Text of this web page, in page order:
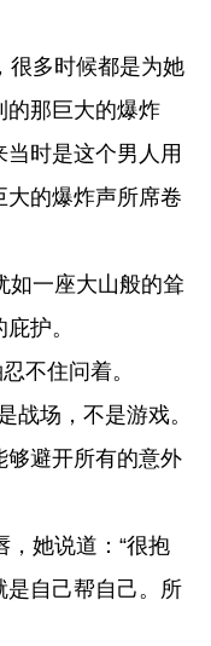
多时候都是为她
的那巨大的爆炸
时是这个男人用
的爆炸声所席卷
一座大山般的耸
护。
不住问着。
场，不是游戏。
够避开所有的意外
她说道：“很抱
是自己帮自己。所